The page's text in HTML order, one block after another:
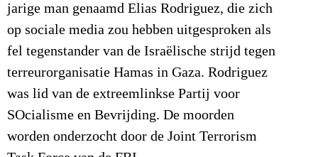
jarige man genaamd Elias Rodriguez, die zich
op sociale media zou hebben uitgesproken als
fel tegenstander van de Israëlische strijd tegen
terreurorganisatie Hamas in Gaza. Rodriguez
was lid van de extreemlinkse Partij voor
SOcialisme en Bevrijding. De moorden
worden onderzocht door de Joint Terrorism